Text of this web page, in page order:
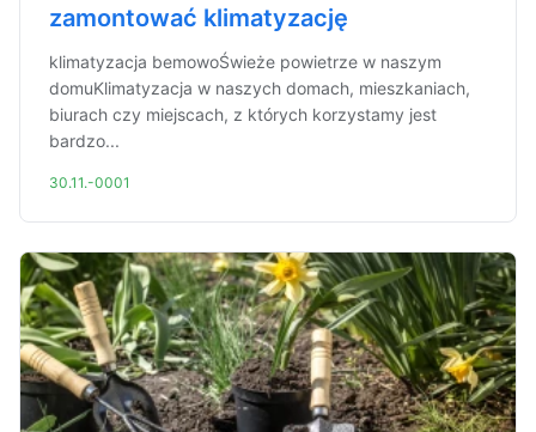
zamontować klimatyzację
klimatyzacja bemowoŚwieże powietrze w naszym
domuKlimatyzacja w naszych domach, mieszkaniach,
biurach czy miejscach, z których korzystamy jest
bardzo...
30.11.-0001